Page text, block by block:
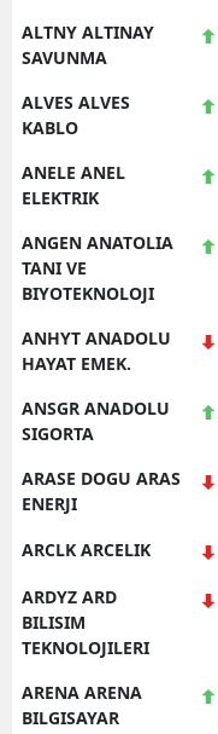
ALTNY ALTINAY
SAVUNMA
ALVES ALVES
KABLO
ANELE ANEL
ELEKTRIK
ANGEN ANATOLIA
TANI VE
BIYOTEKNOLOJI
ANHYT ANADOLU
HAYAT EMEK.
ANSGR ANADOLU
SIGORTA
ARASE DOGU ARAS
ENERJI
ARCLK ARCELIK
ARDYZ ARD
BILISIM
TEKNOLOJILERI
ARENA ARENA
BILGISAYAR